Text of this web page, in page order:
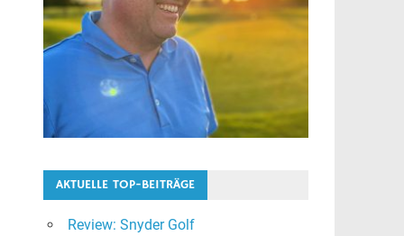
AKTUELLE TOP-BEITRÄGE
Review: Snyder Golf